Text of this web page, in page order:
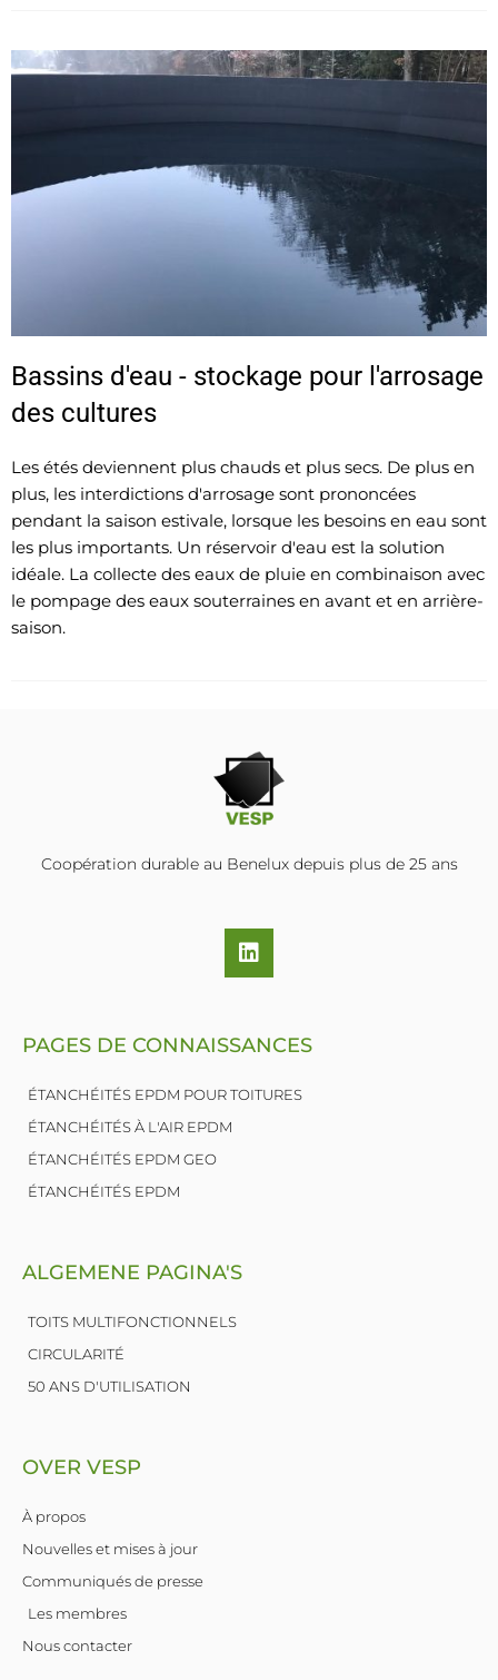
Bassins d'eau - stockage pour l'arrosage
des cultures
Les étés deviennent plus chauds et plus secs. De plus en
plus, les interdictions d'arrosage sont prononcées
pendant la saison estivale, lorsque les besoins en eau sont
les plus importants. Un réservoir d'eau est la solution
idéale. La collecte des eaux de pluie en combinaison avec
le pompage des eaux souterraines en avant et en arrière-
saison.
Coopération durable au Benelux depuis plus de 25 ans
L
i
n
d
n
PAGES DE CONNAISSANCES
ÉTANCHÉITÉS EPDM POUR TOITURES
ÉTANCHÉITÉS À L'AIR EPDM
ÉTANCHÉITÉS EPDM GEO
ÉTANCHÉITÉS EPDM
ALGEMENE PAGINA'S
TOITS MULTIFONCTIONNELS
CIRCULARITÉ
50 ANS D'UTILISATION
OVER VESP
À propos
Nouvelles et mises à jour
Communiqués de presse
Les membres
Nous contacter